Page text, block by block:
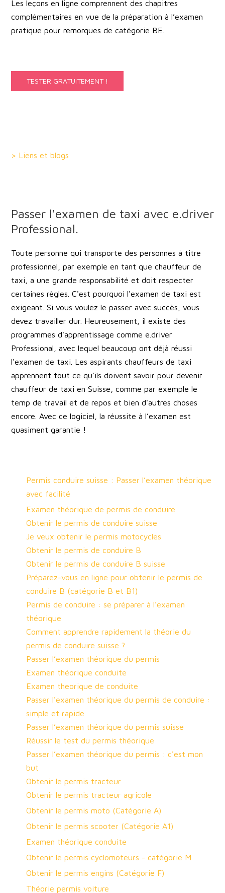
Les leçons en ligne comprennent des chapitres
complémentaires en vue de la préparation à l’examen
pratique pour remorques de catégorie BE.
TESTER GRATUITEMENT !
> Liens et blogs
Passer l'examen de taxi avec e.driver
Professional.
Toute personne qui transporte des personnes à titre
professionnel, par exemple en tant que chauffeur de
taxi, a une grande responsabilité et doit respecter
certaines règles. C'est pourquoi l'examen de taxi est
exigeant. Si vous voulez le passer avec succès, vous
devez travailler dur. Heureusement, il existe des
programmes d'apprentissage comme e.driver
Professional, avec lequel beaucoup ont déjà réussi
l'examen de taxi. Les aspirants chauffeurs de taxi
apprennent tout ce qu'ils doivent savoir pour devenir
chauffeur de taxi en Suisse, comme par exemple le
temp de travail et de repos et bien d'autres choses
encore. Avec ce logiciel, la réussite à l’examen est
quasiment garantie !
Permis conduire suisse : Passer l’examen théorique
avec facilité
Examen théorique de permis de conduire
Obtenir le permis de conduire suisse
Je veux obtenir le permis motocycles
Obtenir le permis de conduire B
Obtenir le permis de conduire B suisse
Préparez-vous en ligne pour obtenir le permis de
conduire B (catégorie B et B1)
Permis de conduire : se préparer à l’examen
théorique
Comment apprendre rapidement la théorie du
permis de conduire suisse ?
Passer l’examen théorique du permis
Examen théorique conduite
Examen theorique de conduite
Passer l'examen théorique du permis de conduire :
simple et rapide
Passer l’examen théorique du permis suisse
Réussir le test du permis théorique
Passer l’examen théorique du permis : c'est mon
but
Obtenir le permis tracteur
Obtenir le permis tracteur agricole
Obtenir le permis moto (Catégorie A)
Obtenir le permis scooter (Catégorie A1)
Examen théorique conduite
Obtenir le permis cyclomoteurs - catégorie M
Obtenir le permis engins (Catégorie F)
Théorie permis voiture